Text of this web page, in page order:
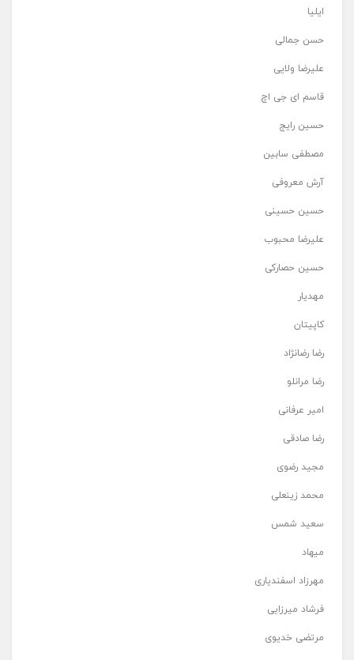
ایلیا
حسن جمالی
علیرضا ولایی
قاسم ای جی اچ
حسین رایج
مصطفی سابین
آرش معروفی
حسین حسینی
علیرضا محبوب
حسین حصارکی
مهدیار
کاپیتان
رضا رضانژاد
رضا مرانلو
امیر عرفانی
رضا صادقی
مجید رضوی
محمد زینعلی
سعید شمس
میهاد
مهرزاد اسفندیاری
فرشاد میرزایی
مرتضی خدیوی